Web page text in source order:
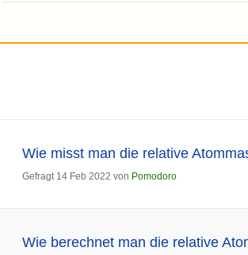
Wie misst man die relative
Gefragt 14 Feb 2022 von Pomodoro
Wie berechnet man die relative